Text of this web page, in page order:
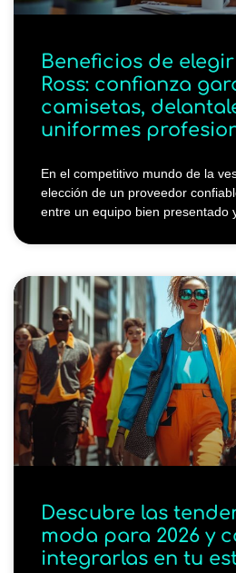
Beneficios de
Ross: confianza
camisetas,
uniformes
En el competitivo mundo de la
elección de un proveedor
entre un equipo bien presentado
Descubre las
moda para 2026 y
integrarlas en tu